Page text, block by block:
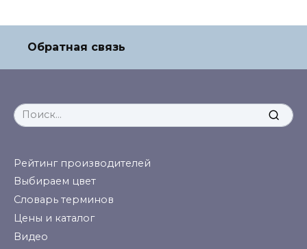
Обратная связь
Search
for:
Рейтинг производителей
Выбираем цвет
Словарь терминов
Цены и каталог
Видео